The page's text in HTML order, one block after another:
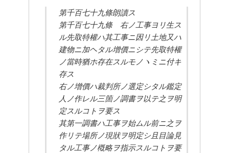
第千百七十九條朗讀ス
第千百七十九條　右ノ工事ヨリ生ス
ル先取特權ハ其工事ニ因リ土地又ハ
建物ニ加ヘタル增價ニシテ先取特權
ノ當時猶ホ存在スルモノヽミニ付キ
存ス
右ノ增價ハ裁判所ノ選定シタル鑑定
人ノ作レル三箇ノ調書ヲ以テ之ヲ明
定スルコトヲ要ス
其第一調書ハ工事ヲ始ムル前ニ之ヲ
作リテ場所ノ現狀ヲ明定シ且目論見
タル工事ノ槪略ヲ指示スルコトヲ要